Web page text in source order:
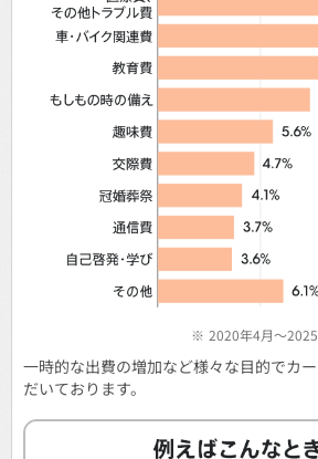
※ 2020年4月～
一時的な出費の増加など様々な目的でカ
だいております。